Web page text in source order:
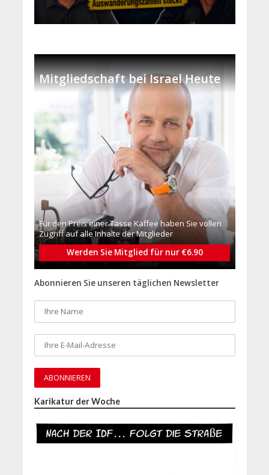
Mitgliedschaft bei Israel Heute
Für den Preis einer Tasse Kaffee haben Sie vollen
Zugriff auf alle Inhalte der Mitglieder
Werden Sie Mitglied für nur €6.90
Abonnieren Sie unseren täglichen Newsletter
Karikatur der Woche